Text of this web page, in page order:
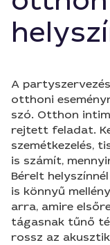
A
otthoni
szó. Otthon
rejtett feladat.
szemétkezelés,
is számít,
Bérelt
is könnyű
arra, amire
tágasnak tűnő
rossz az